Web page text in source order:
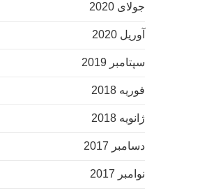
جولای 2020
آوریل 2020
سپتامبر 2019
فوریه 2018
ژانویه 2018
دسامبر 2017
نوامبر 2017